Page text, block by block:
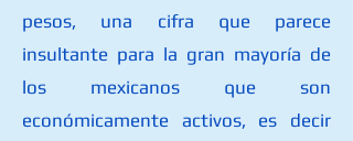
pesos, una cifra que parece
insultante para la gran mayoría de
los mexicanos que son
económicamente activos, es decir